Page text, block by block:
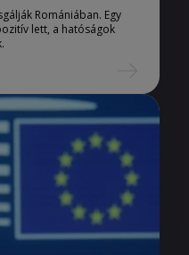
Romániában. Egy
lett, a hatóságok